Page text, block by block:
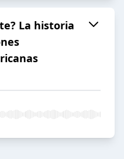
La historia